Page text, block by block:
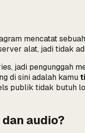
mencatat sebuah
alat, jadi tidak
jadi pengunggah
di sini adalah kamu
publik tidak butuh
audio?